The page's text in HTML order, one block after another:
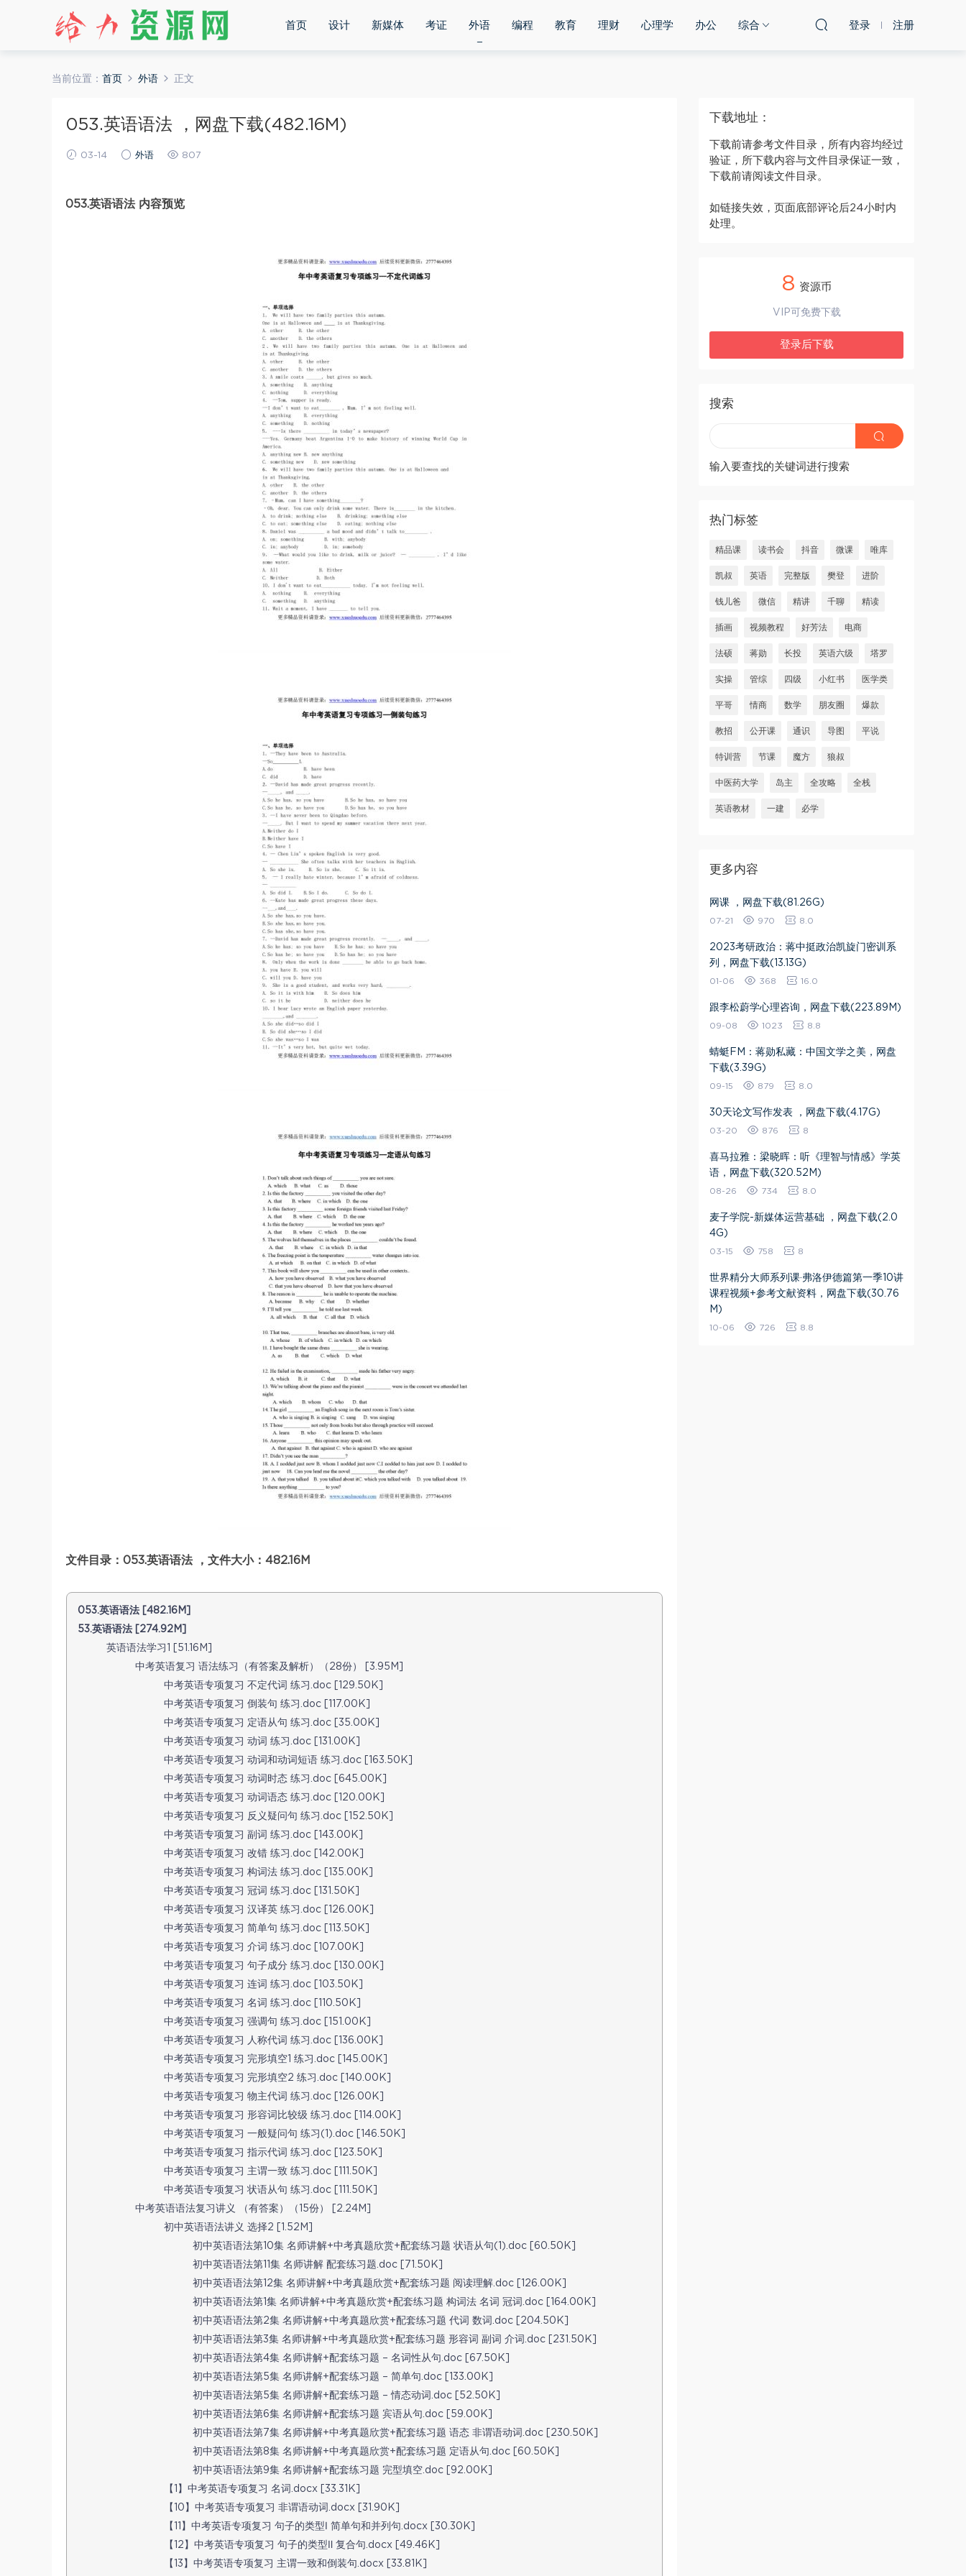
首页 设计 新媒体 考证 外语 编程 教育 理财 心理学 办公 综合 登录 注册
当前位置： 首页 外语 正文
053.英语语法 ，网盘下载(482.16M)
03-14 外语 807
053.英语语法 内容预览
文件目录：053.英语语法 ，文件大小：482.16M
053.英语语法 [482.16M]
53.英语语法 [274.92M]
英语语法学习1 [51.16M]
中考英语复习 语法练习（有答案及解析）（28份） [3.95M]
中考英语专项复习 不定代词 练习.doc [129.50K]
中考英语专项复习 倒装句 练习.doc [117.00K]
中考英语专项复习 定语从句 练习.doc [35.00K]
中考英语专项复习 动词 练习.doc [131.00K]
中考英语专项复习 动词和动词短语 练习.doc [163.50K]
中考英语专项复习 动词时态 练习.doc [645.00K]
中考英语专项复习 动词语态 练习.doc [120.00K]
中考英语专项复习 反义疑问句 练习.doc [152.50K]
中考英语专项复习 副词 练习.doc [143.00K]
中考英语专项复习 改错 练习.doc [142.00K]
中考英语专项复习 构词法 练习.doc [135.00K]
中考英语专项复习 冠词 练习.doc [131.50K]
中考英语专项复习 汉译英 练习.doc [126.00K]
中考英语专项复习 简单句 练习.doc [113.50K]
中考英语专项复习 介词 练习.doc [107.00K]
中考英语专项复习 句子成分 练习.doc [130.00K]
中考英语专项复习 连词 练习.doc [103.50K]
中考英语专项复习 名词 练习.doc [110.50K]
中考英语专项复习 强调句 练习.doc [151.00K]
中考英语专项复习 人称代词 练习.doc [136.00K]
中考英语专项复习 完形填空1 练习.doc [145.00K]
中考英语专项复习 完形填空2 练习.doc [140.00K]
中考英语专项复习 物主代词 练习.doc [126.00K]
中考英语专项复习 形容词比较级 练习.doc [114.00K]
中考英语专项复习 一般疑问句 练习(1).doc [146.50K]
中考英语专项复习 指示代词 练习.doc [123.50K]
中考英语专项复习 主谓一致 练习.doc [111.50K]
中考英语专项复习 状语从句 练习.doc [111.50K]
中考英语语法复习讲义 （有答案）（15份） [2.24M]
初中英语语法讲义 选择2 [1.52M]
初中英语语法第10集 名师讲解+中考真题欣赏+配套练习题 状语从句(1).doc [60.50K]
初中英语语法第11集 名师讲解 配套练习题.doc [71.50K]
初中英语语法第12集 名师讲解+中考真题欣赏+配套练习题 阅读理解.doc [126.00K]
初中英语语法第1集 名师讲解+中考真题欣赏+配套练习题 构词法 名词 冠词.doc [164.00K]
初中英语语法第2集 名师讲解+中考真题欣赏+配套练习题 代词 数词.doc [204.50K]
初中英语语法第3集 名师讲解+中考真题欣赏+配套练习题 形容词 副词 介词.doc [231.50K]
初中英语语法第4集 名师讲解+配套练习题 – 名词性从句.doc [67.50K]
初中英语语法第5集 名师讲解+配套练习题 – 简单句.doc [133.00K]
初中英语语法第5集 名师讲解+配套练习题 – 情态动词.doc [52.50K]
初中英语语法第6集 名师讲解+配套练习题 宾语从句.doc [59.00K]
初中英语语法第7集 名师讲解+中考真题欣赏+配套练习题 语态 非谓语动词.doc [230.50K]
初中英语语法第8集 名师讲解+中考真题欣赏+配套练习题 定语从句.doc [60.50K]
初中英语语法第9集 名师讲解+配套练习题 完型填空.doc [92.00K]
【1】中考英语专项复习 名词.docx [33.31K]
【10】中考英语专项复习 非谓语动词.docx [31.90K]
【11】中考英语专项复习 句子的类型Ⅰ 简单句和并列句.docx [30.30K]
【12】中考英语专项复习 句子的类型Ⅱ 复合句.docx [49.46K]
【13】中考英语专项复习 主谓一致和倒装句.docx [33.81K]
下载地址：
下载前请参考文件目录，所有内容均经过
验证，所下载内容与文件目录保证一致，
下载前请阅读文件目录。
如链接失效，页面底部评论后24小时内
处理。
8 资源币
VIP可免费下载
登录后下载
搜索
输入要查找的关键词进行搜索
热门标签
精品课 读书会 抖音 微课 唯库
凯叔 英语 完整版 樊登 进阶
钱儿爸 微信 精讲 千聊 精读
插画 视频教程 好芳法 电商
法硕 蒋勋 长投 英语六级 塔罗
实操 管综 四级 小红书 医学类
平哥 情商 数学 朋友圈 爆款
教招 公开课 通识 导图 平说
特训营 节课 魔方 狼叔
中医药大学 岛主 全攻略 全栈
英语教材 一建 必学
更多内容
网课 ，网盘下载(81.26G)
07-21 970 8.0
2023考研政治：蒋中挺政治凯旋门密训系
列，网盘下载(13.13G)
01-06 368 16.0
​跟李松蔚学心理咨询​，网盘下载(223.89M)
09-08 1023 8.8
蜻蜓FM：蒋勋私藏：中国文学之美，网盘
下载(3.39G)
09-15 879 8.0
30天论文写作发表 ，网盘下载(4.17G)
03-20 876 8
喜马拉雅：梁晓晖：听《理智与情感》学英
语，网盘下载(320.52M)
08-26 734 8.0
麦子学院-新媒体运营基础 ，网盘下载(2.0
4G)
03-15 758 8
世界精分大师系列课·弗洛伊德篇第一季10讲
课程视频+参考文献资料​，网盘下载(30.76
M)
10-06 726 8.8